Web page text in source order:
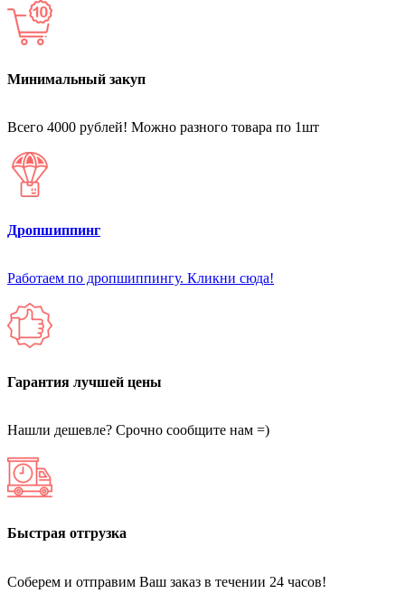
Минимальный закуп
Всего 4000 рублей! Можно разного товара по 1шт
Дропшиппинг
Работаем по дропшиппингу. Кликни сюда!
Гарантия лучшей цены
Нашли дешевле? Срочно сообщите нам =)
Быстрая отгрузка
Соберем и отправим Ваш заказ в течении 24 часов!